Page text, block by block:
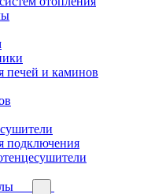
печей и каминов
подключения